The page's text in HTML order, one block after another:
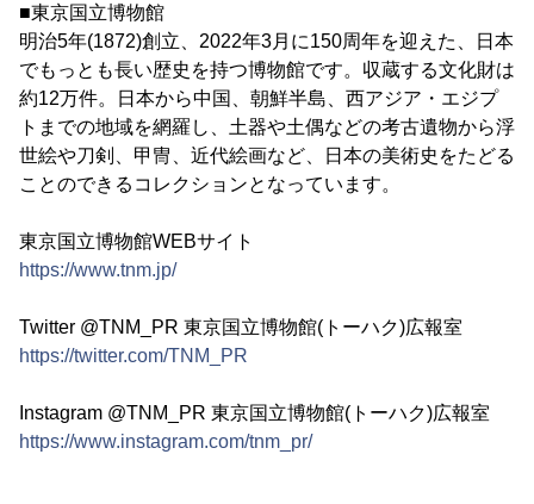
■東京国立博物館
明治5年(1872)創立、2022年3月に150周年を迎えた、日本
でもっとも長い歴史を持つ博物館です。収蔵する文化財は
約12万件。日本から中国、朝鮮半島、西アジア・エジプ
トまでの地域を網羅し、土器や土偶などの考古遺物から浮
世絵や刀剣、甲冑、近代絵画など、日本の美術史をたどる
ことのできるコレクションとなっています。
東京国立博物館WEBサイト
https://www.tnm.jp/
Twitter @TNM_PR 東京国立博物館(トーハク)広報室
https://twitter.com/TNM_PR
Instagram @TNM_PR 東京国立博物館(トーハク)広報室
https://www.instagram.com/tnm_pr/